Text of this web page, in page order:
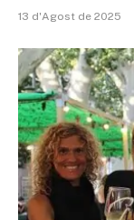
13 d'Agost de 2025